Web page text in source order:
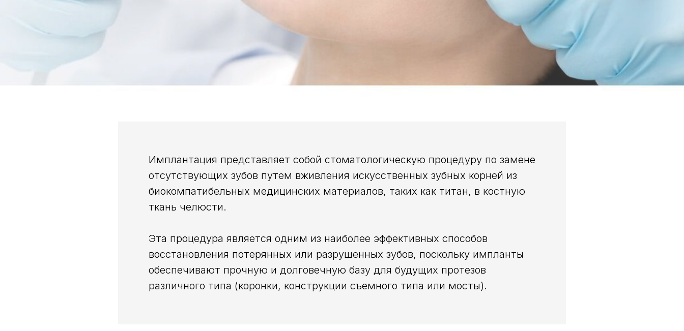
Имплантация представляет собой стоматологическую процедуру по замене
отсутствующих зубов путем вживления искусственных зубных корней из
биокомпатибельных медицинских материалов, таких как титан, в костную
ткань челюсти.
Эта процедура является одним из наиболее эффективных способов
восстановления потерянных или разрушенных зубов, поскольку импланты
обеспечивают прочную и долговечную базу для будущих протезов
различного типа (коронки, конструкции съемного типа или мосты).